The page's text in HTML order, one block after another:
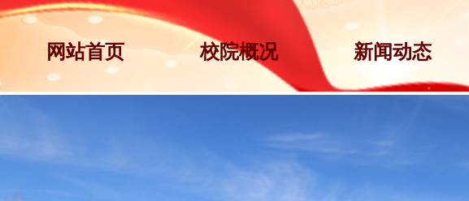
网站首页 校院概况 新闻动态